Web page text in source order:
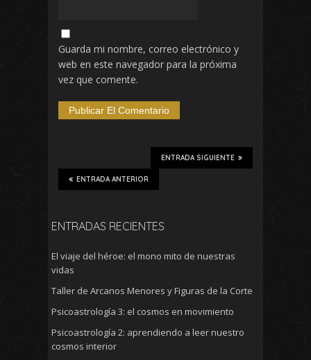
Guarda mi nombre, correo electrónico y
web en este navegador para la próxima
vez que comente.
ENTRADA SIGUIENTE
ENTRADA ANTERIOR
ENTRADAS RECIENTES
El viaje del héroe: el mono mito de nuestras
vidas
Taller de Arcanos Menores y Figuras de la Corte
Psicoastrología 3: el cosmos en movimiento
Psicoastrología 2: aprendiendo a leer nuestro
cosmos interior